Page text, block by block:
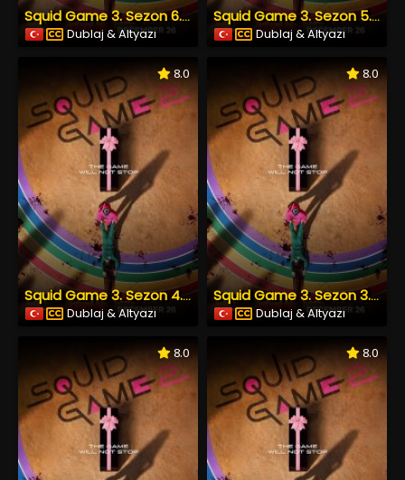
Squid Game 3. Sezon 6. Bölüm
Dublaj & Altyazı
Squid Game 3. Sezon 5. Bölüm
Dublaj & Altyazı
8.0
Squid Game 3. Sezon 4. Bölüm
Dublaj & Altyazı
8.0
Squid Game 3. Sezon 3. Bölüm
Dublaj & Altyazı
8.0 8.0